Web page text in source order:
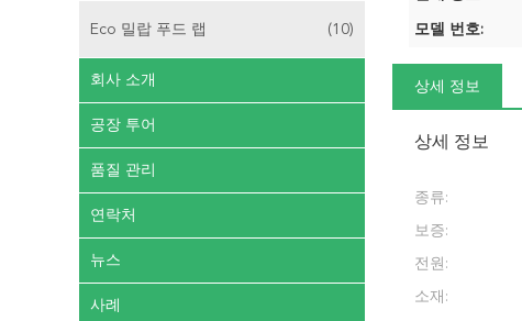
Eco 밀랍 푸드 랩 (10)
회사 소개
공장 투어
품질 관리
연락처
뉴스
사례
모델 번호:
상세 정보
상세 정보
종류:
보증:
전원:
소재: